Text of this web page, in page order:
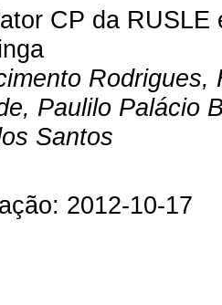
CP da
Paulilo Palácio
Santos
2012-10-17